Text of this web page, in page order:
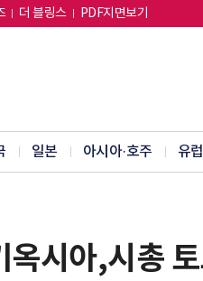
더 블링스 PDF지면보기
일본 아시아·호주 유럽
옥시아,시총